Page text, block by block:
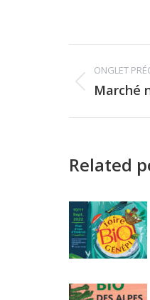
Post
ONGLET
Previous
Marché
Related